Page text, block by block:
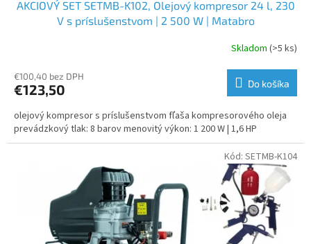
AKCIOVÝ SET SETMB-K102, Olejový kompresor 24 l, 230
V s príslušenstvom | 2 500 W | Matabro
Skladom (>5 ks)
€100,40 bez DPH
€123,50 Do košíka
olejový kompresor s príslušenstvom fľaša kompresorového oleja
prevádzkový tlak: 8 barov menovitý výkon: 1 200 W | 1,6 HP
Kód: SETMB-K104